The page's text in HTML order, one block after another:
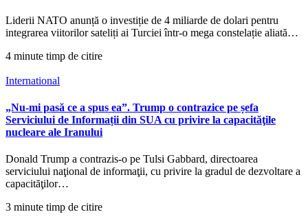
Liderii NATO anunță o investiție de 4 miliarde de dolari pentru
integrarea viitorilor sateliți ai Turciei într-o mega constelație aliată…
4 minute timp de citire
International
„Nu-mi pasă ce a spus ea”. Trump o contrazice pe șefa
Serviciului de Informații din SUA cu privire la capacităţile
nucleare ale Iranului
Donald Trump a contrazis-o pe Tulsi Gabbard, directoarea
serviciului naţional de informaţii, cu privire la gradul de dezvoltare a
capacităţilor…
3 minute timp de citire